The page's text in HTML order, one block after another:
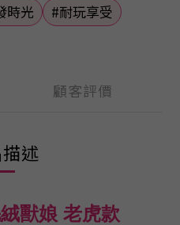
時光 #耐玩享受
顧客評價
述
獸娘 老虎款